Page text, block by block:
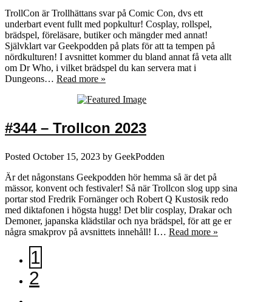
TrollCon är Trollhättans svar på Comic Con, dvs ett
underbart event fullt med popkultur! Cosplay, rollspel,
brädspel, föreläsare, butiker och mängder med annat!
Självklart var Geekpodden på plats för att ta tempen på
nördkulturen! I avsnittet kommer du bland annat få veta allt
om Dr Who, i vilket brädspel du kan servera mat i
Dungeons… Read more »
#344 – Trollcon 2023
Posted October 15, 2023 by GeekPodden
Är det någonstans Geekpodden hör hemma så är det på
mässor, konvent och festivaler! Så när Trollcon slog upp sina
portar stod Fredrik Fornänger och Robert Q Kustosik redo
med diktafonen i högsta hugg! Det blir cosplay, Drakar och
Demoner, japanska klädstilar och nya brädspel, för att ge er
några smakprov på avsnittets innehåll! I… Read more »
1
2